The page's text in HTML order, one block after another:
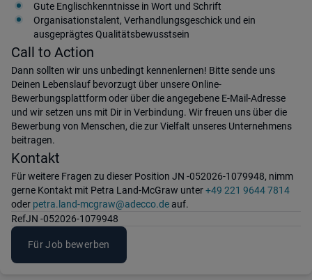
Gute Englischkenntnisse in Wort und Schrift
Organisationstalent, Verhandlungsgeschick und ein
ausgeprägtes Qualitätsbewusstsein
Call to Action
Dann sollten wir uns unbedingt kennenlernen! Bitte sende uns
Deinen Lebenslauf bevorzugt über unsere Online-
Bewerbungsplattform oder über die angegebene E-Mail-Adresse
und wir setzen uns mit Dir in Verbindung. Wir freuen uns über die
Bewerbung von Menschen, die zur Vielfalt unseres Unternehmens
beitragen.
Kontakt
Für weitere Fragen zu dieser Position JN -052026-1079948, nimm
gerne Kontakt mit Petra Land-McGraw unter+49 221 9644 7814
oder petra.land-mcgraw@adecco.deauf.
RefJN -052026-1079948
Für Job bewerben